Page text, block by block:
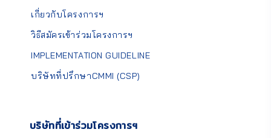
เกี่ยวกับโครงการฯ
วิธีสมัครเข้าร่วมโครงการฯ
IMPLEMENTATION GUIDELINE
บริษัทที่ปรึกษาCMMI (CSP)
บริษัทที่เข้าร่วมโครงการฯ